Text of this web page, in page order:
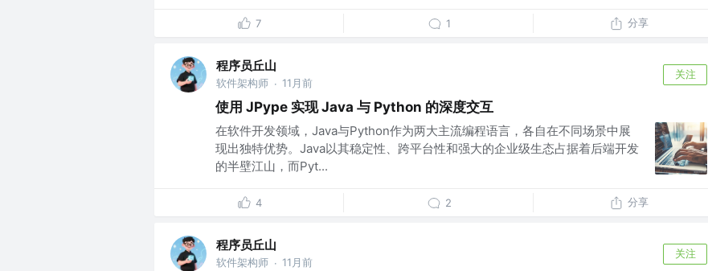
7 1 分享
程序员丘山
软件架构师 · 11月前
关注
使用 JPype 实现 Java 与 Python 的深度交互
在软件开发领域，Java与Python作为两大主流编程语言，各自在不同场景中展
现出独特优势。Java以其稳定性、跨平台性和强大的企业级生态占据着后端开发
的半壁江山，而Pyt...
4 2 分享
程序员丘山
软件架构师 · 11月前
关注